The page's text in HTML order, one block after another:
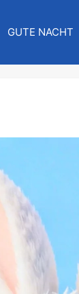
GUTE NACHT